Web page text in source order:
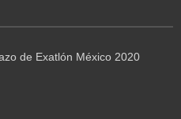
de Exatlón México 2020